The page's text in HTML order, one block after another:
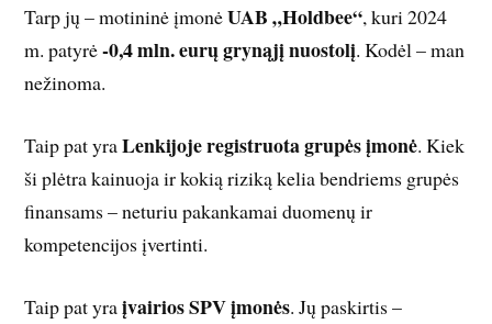
Tarp jų – motininė įmonėUAB „Holdbee“, kuri 2024
m. patyrė-0,4 mln. eurų grynąjį nuostolį. Kodėl – man
nežinoma.
Taip pat yraLenkijoje registruota grupės įmonė. Kiek
ši plėtra kainuoja ir kokią riziką kelia bendriems grupės
finansams – neturiu pakankamai duomenų ir
kompetencijos įvertinti.
Taip pat yraįvairios SPV įmonės. Jų paskirtis –